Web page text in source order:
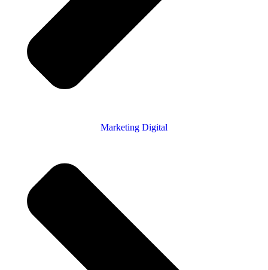
Marketing Digital